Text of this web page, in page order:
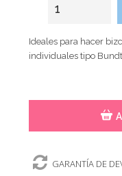
Ideales para hacer
individuales tipo
GARANTÍA DE